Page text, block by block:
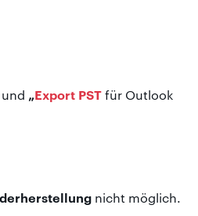
und „Export PSTfür Outlook
nicht möglich.